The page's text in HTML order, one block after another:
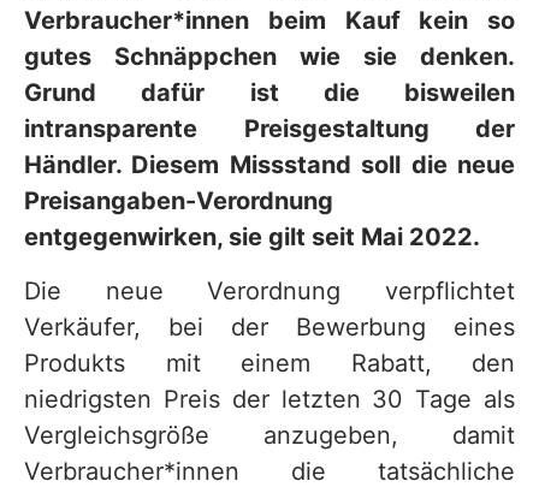
Verbraucher*innen beim Kauf kein so
gutes Schnäppchen wie sie denken.
Grund dafür ist die bisweilen
intransparente Preisgestaltung der
Händler. Diesem Missstand soll die neue
Preisangaben-Verordnung
entgegenwirken, sie gilt seit Mai 2022.
Die neue Verordnung verpflichtet
Verkäufer, bei der Bewerbung eines
Produkts mit einem Rabatt, den
niedrigsten Preis der letzten 30 Tage als
Vergleichsgröße anzugeben, damit
Verbraucher*innen die tatsächliche